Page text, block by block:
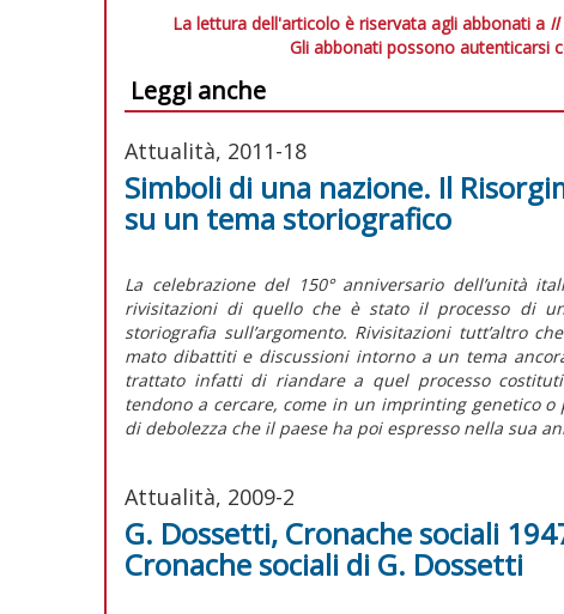
La lettura dell'articolo è riservata agli abbonati a Il
Gli abbonati possono autenticarsi
Leggi anche
Attualità, 2011-18
Simboli di una nazione. Il
su un tema storiografico
La celebrazione del 150° anniversario dell’unità
rivisitazioni di quello che è stato il processo di
storiografia sull’argomento. Rivisitazioni tutt’altro
mato dibattiti e discussioni intorno a un tema
trattato infatti di riandare a quel processo
tendono a cercare, come in un imprinting genetico
di debolezza che il paese ha poi espresso nella sua
Attualità, 2009-2
G. Dossetti, Cronache sociali
Cronache sociali di G. Dossetti